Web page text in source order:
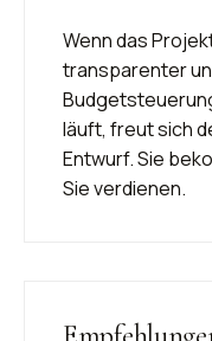
Wenn das
transparenter
läuft, freut sich
Entwurf. Sie
Sie verdienen.